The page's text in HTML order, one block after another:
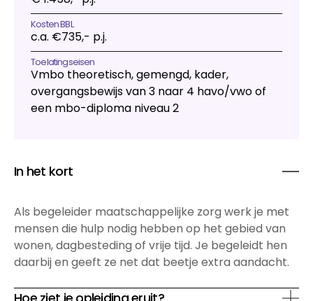
Kosten BBL
c.a. €735,- p.j.
Toelatingseisen
Vmbo theoretisch, gemengd, kader,
overgangsbewijs van 3 naar 4 havo/vwo of
een mbo-diploma niveau 2
In het kort
Als begeleider maatschappelijke zorg werk je met
mensen die hulp nodig hebben op het gebied van
wonen, dagbesteding of vrije tijd. Je begeleidt hen
daarbij en geeft ze net dat beetje extra aandacht.